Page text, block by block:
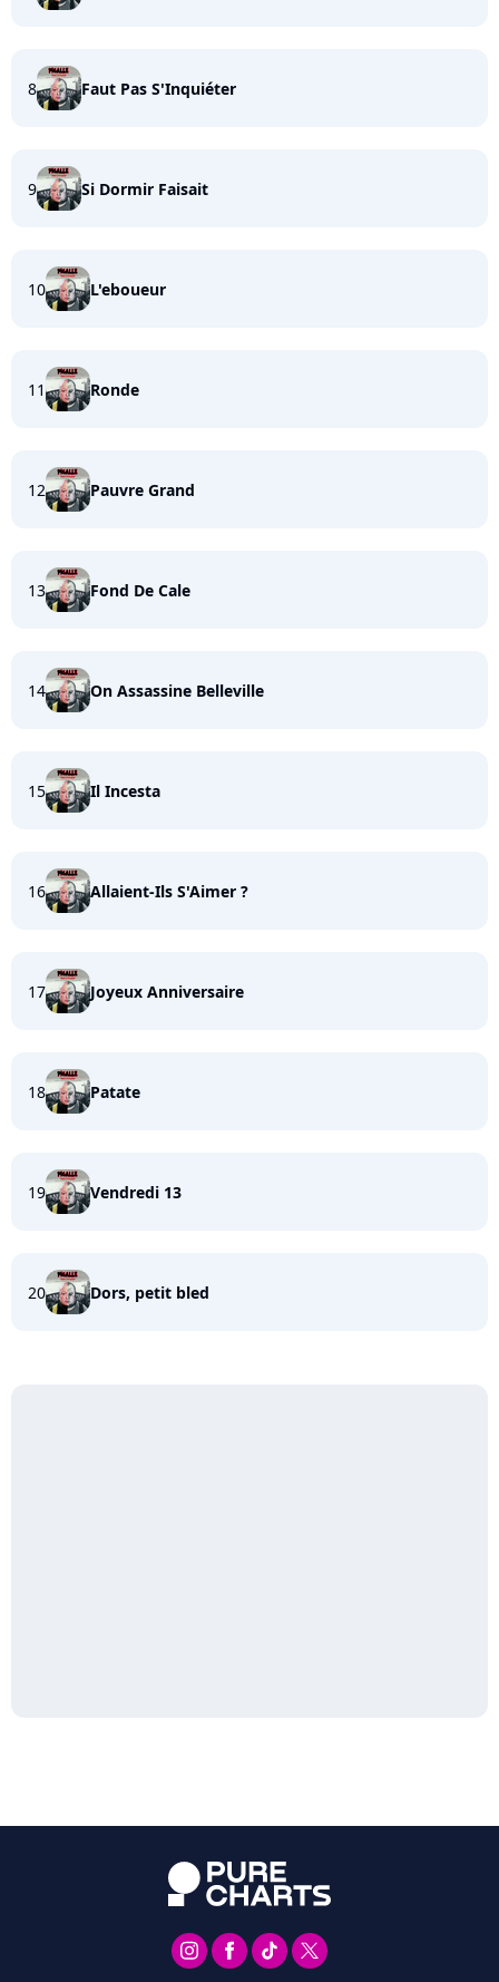
8 Faut Pas S'Inquiéter
9 Si Dormir Faisait
10 L'eboueur
11 Ronde
12 Pauvre Grand
13 Fond De Cale
14 On Assassine Belleville
15 Il Incesta
16 Allaient-Ils S'Aimer ?
17 Joyeux Anniversaire
18 Patate
19 Vendredi 13
20 Dors, petit bled